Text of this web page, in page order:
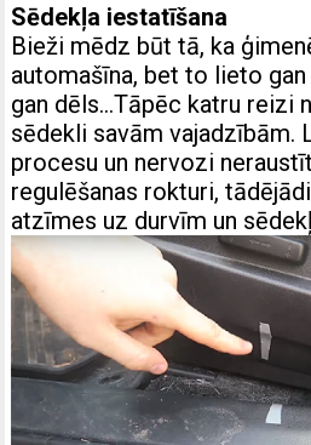
Sēdekļa iestatīšana
Bieži mēdz būt tā, ka
automašīna, bet to lieto
gan dēls…Tāpēc katru reizi
sēdekli savām vajadzībām.
procesu un nervozi
regulēšanas rokturi,
atzīmes uz durvīm un